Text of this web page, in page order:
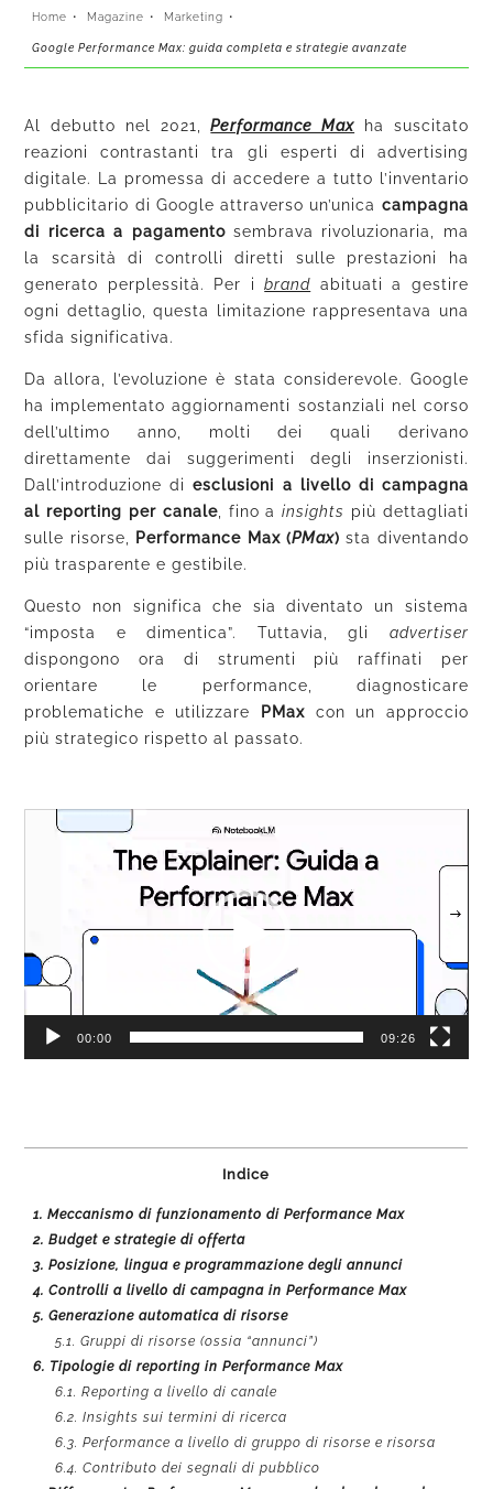
Home • Magazine • Marketing •
Google Performance Max: guida completa e strategie avanzate
Al debutto nel 2021,Performance Max ha suscitato
reazioni contrastanti tra gli esperti di advertising
digitale. La promessa di accedere a tutto l’inventario
pubblicitario di Google attraverso un’unica campagna
di ricerca a pagamentosembrava rivoluzionaria, ma
la scarsità di controlli diretti sulle prestazioni ha
generato perplessità. Per ibrand abituati a gestire
ogni dettaglio, questa limitazione rappresentava una
sfida significativa.
Da allora, l’evoluzione è stata considerevole. Google
ha implementato aggiornamenti sostanziali nel corso
dell’ultimo anno, molti dei quali derivano
direttamente dai suggerimenti degli inserzionisti.
Dall’introduzione diesclusioni a livello di campagna
al reporting per canale, fino ainsights più dettagliati
sulle risorse,
Performance Max (PMax) sta diventando
più trasparente e gestibile.
Questo non significa che sia diventato un sistema
“imposta e dimentica”. Tuttavia, gli advertiser
dispongono ora di strumenti più raffinati per
orientare le performance, diagnosticare
problematiche e utilizzare
PMax con un approccio
più strategico rispetto al passato.
Video
00:00 09:26
Indice
1. Meccanismo di funzionamento di Performance Max
2. Budget e strategie di offerta
3. Posizione, lingua e programmazione degli annunci
4. Controlli a livello di campagna in Performance Max
5. Generazione automatica di risorse
5.1. Gruppi di risorse (ossia “annunci”)
6. Tipologie di reporting in Performance Max
6.1. Reporting a livello di canale
6.2. Insights sui termini di ricerca
6.3. Performance a livello di gruppo di risorse e risorsa
6.4. Contributo dei segnali di pubblico